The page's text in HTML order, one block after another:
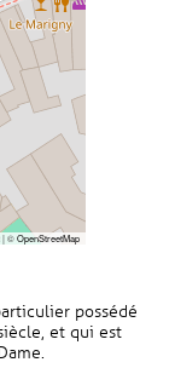
|©OpenStreetMap
possédé
et qui est